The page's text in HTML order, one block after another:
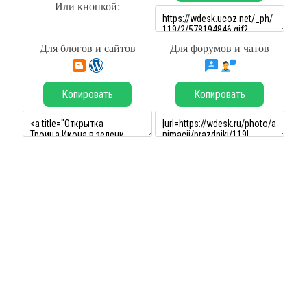
Или кнопкой:
Для блогов и сайтов Для форумов и чатов
Копировать Копировать